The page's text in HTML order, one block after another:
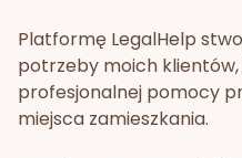
Platformę LegalHelp
potrzeby moich
profesjonalnej pomocy
miejsca zamieszkania.